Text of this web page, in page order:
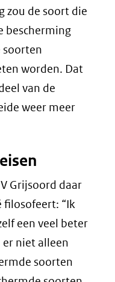
zou de soort die
bescherming
soorten
worden. Dat
van de
weer meer
Grijsoord daar
filosofeert: “Ik
een veel beter
niet alleen
soorten